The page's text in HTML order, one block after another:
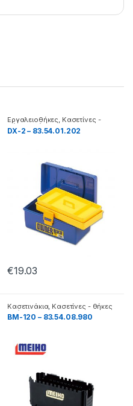
Εργαλειοθήκες Κασετίνες -
θήκες - βάσεις
DX-2 – 83.54.01.202
€19.03
Κασετινάκια, Κασετίνες - θήκες
- βάσεις
BM-120 – 83.54.08.980